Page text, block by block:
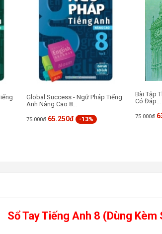
Global Success - Ngữ Pháp Tiếng
Anh Nâng Cao 8...
75.000đ 65.250đ -13%
Bài Tập
Có Đáp...
75.000đ
Sổ Tay Tiếng Anh 8 (Dùng